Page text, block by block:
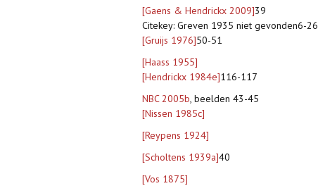
[Gaens & Hendrickx 2009]39
Citekey: Greven 1935 niet gevonden6-26
[Gruijs 1976]50-51
[Haass 1955]
[Hendrickx 1984e]116-117
NBC 2005b, beelden 43-45
[Nissen 1985c]
[Reypens 1924]
[Scholtens 1939a]40
[Vos 1875]